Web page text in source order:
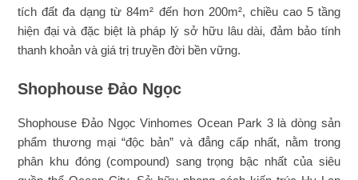
tích đất đa dạng từ 84m² đến hơn 200m², chiều cao 5 tầng
hiện đại và đặc biệt là pháp lý sở hữu lâu dài, đảm bảo tính
thanh khoản và giá trị truyền đời bền vững.
Shophouse Đảo Ngọc
Shophouse Đảo Ngọc Vinhomes Ocean Park 3 là dòng sản
phẩm thương mại “độc bản” và đẳng cấp nhất, nằm trong
phân khu đóng (compound) sang trọng bậc nhất của siêu